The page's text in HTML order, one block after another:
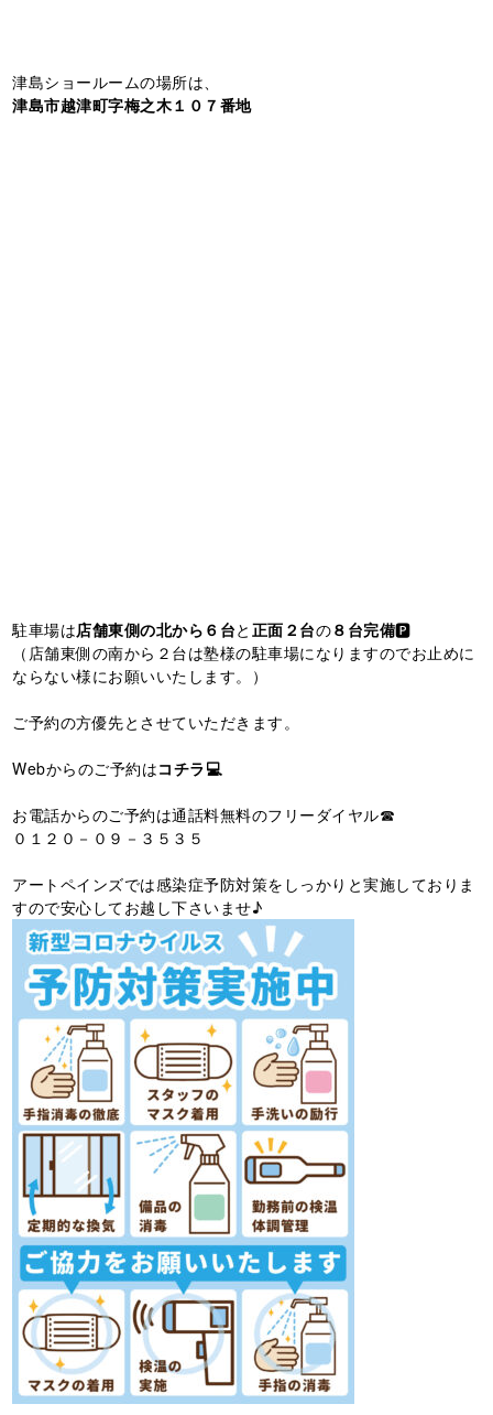
津島ショールームの場所は、
津島市越津町字梅之木１０７番地
駐車場は店舗東側の北から６台と 正面２台の８台完備🅿️
（店舗東側の南から２台は塾様の駐車場になりますのでお止めに
ならない様にお願いいたします。）
ご予約の方優先とさせていただきます。
Webからのご予約はコチラ💻
お電話からのご予約は通話料無料のフリーダイヤル☎
０１２０－０９－３５３５
アートペインズでは感染症予防対策をしっかりと実施しておりま
すので安心してお越し下さいませ♪